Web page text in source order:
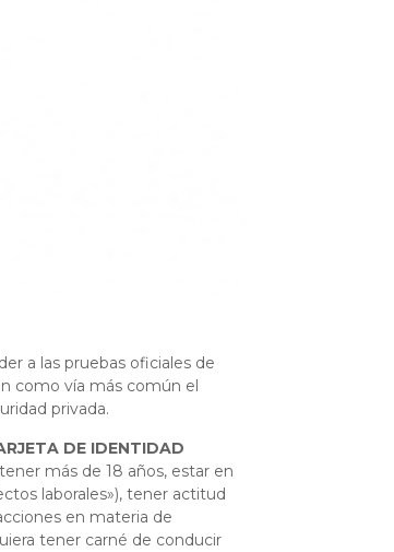
a las pruebas oficiales de
como vía más común el
privada.
DE IDENTIDAD
más de 18 años, estar en
laborales»), tener actitud
en materia de
tener carné de conducir